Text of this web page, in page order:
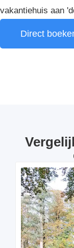
vakantiehuis aan
Direct